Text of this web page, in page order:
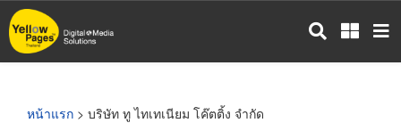
ข้าม
ไป
หน้าแรก > บริษัท ทู ไทเทเนียม โค๊ตติ้ง จำกัด